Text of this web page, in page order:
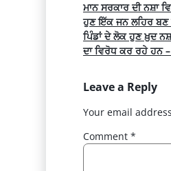
ਮਾਨ ਸਰਕਾਰ ਦੀ ਨਸ਼ਾ
ਹੁਣ ਇੱਕ ਜਨ ਲਹਿਰ
ਪਿੰਡਾਂ ਦੇ ਲੋਕ ਹੁਣ ਖ਼ੁਦ
ਦਾ ਵਿਰੋਧ ਕਰ ਰਹੇ ਹਨ
Leave a Reply
Your email
Comment *